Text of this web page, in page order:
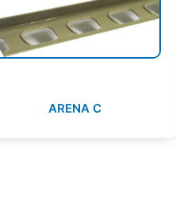
ARENA C